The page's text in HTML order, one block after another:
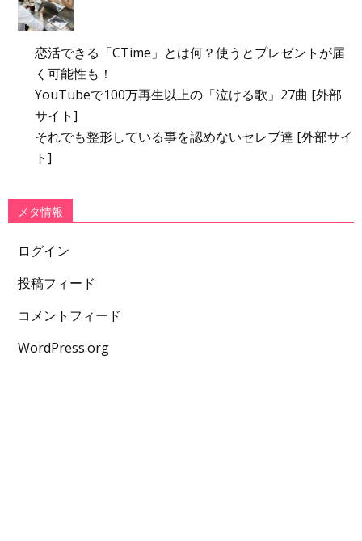
恋活できる「CTime」とは何？使うとプレゼントが届
く可能性も！
YouTubeで100万再生以上の「泣ける歌」27曲 [外部
サイト]
それでも整形している事を認めないセレブ達 [外部サイ
ト]
メタ情報
ログイン
投稿フィード
コメントフィード
WordPress.org